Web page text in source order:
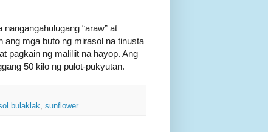
“araw” at
ang mga buto ng mirasol na tinusta
pagkain ng maliliit na hayop. Ang
50 kilo ng pulot-pukyutan.
bulaklak, sunflower